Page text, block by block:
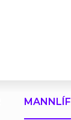
MANNLÍF